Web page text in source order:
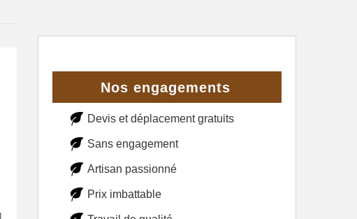
Nos engagements
Devis et déplacement gratuits
Sans engagement
Artisan passionné
Prix imbattable